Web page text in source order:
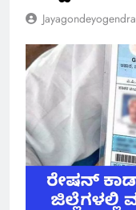
Jayagondeyogendra